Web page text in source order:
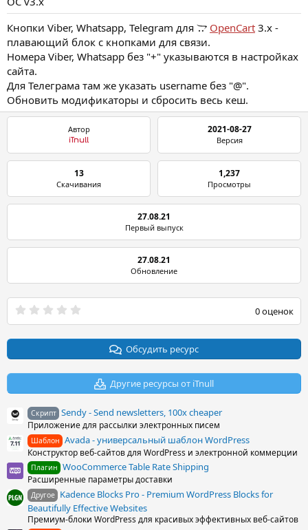
а
н
и
я
Кнопки Viber, Whatsapp, Telegram для
OpenCart 3.x -
плавающий блок с кнопками для связи.
Номера Viber, Whatsapp без "+" указываются в настройках
сайта.
Для Телеграма там же указать username без "@".
Обновить модификаторы и сбросить весь кеш.
Автор
iTnull
2021-08-27
Версия
13
Скачивания
1,237
Просмотры
27.08.21
Первый выпуск
27.08.21
Обновление
0
0
в
з
0 оценок
Обсудить ресурс
Другие ресурсы от iTnull
Скрипт Sendy - Send newsletters, 100x cheaper
Приложение для рассылки электронных писем
Шаблон Avada - универсальный шаблон WordPress
Конструктор веб-сайтов для WordPress и электронной коммерции
Плагин WooCommerce Table Rate Shipping
Расширенные параметры доставки
Другое Kadence Blocks Pro - Premium WordPress Blocks for
Beautifully Effective Websites
Премиум-блоки WordPress для красивых эффективных веб-сайтов